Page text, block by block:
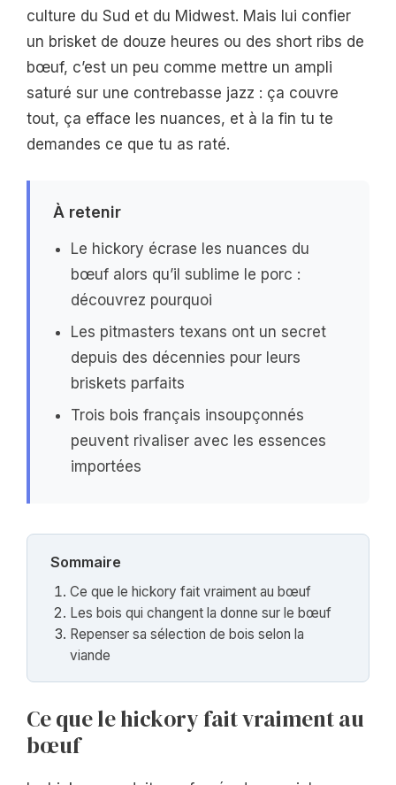
culture du Sud et du Midwest. Mais lui confier
un brisket de douze heures ou des short ribs de
bœuf, c’est un peu comme mettre un ampli
saturé sur une contrebasse jazz : ça couvre
tout, ça efface les nuances, et à la fin tu te
demandes ce que tu as raté.
À retenir
Le hickory écrase les nuances du
bœuf alors qu’il sublime le porc :
découvrez pourquoi
Les pitmasters texans ont un secret
depuis des décennies pour leurs
briskets parfaits
Trois bois français insoupçonnés
peuvent rivaliser avec les essences
importées
Sommaire
Ce que le hickory fait vraiment au bœuf
Les bois qui changent la donne sur le bœuf
Repenser sa sélection de bois selon la
viande
Ce que le hickory fait vraiment au
bœuf